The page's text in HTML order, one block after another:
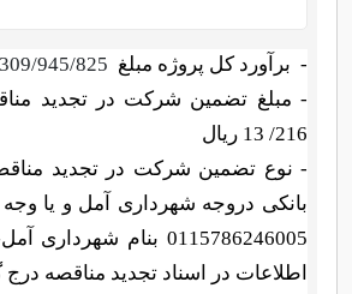
- برآورد کل پروژه مبلغ
- مبلغ تضمین شرکت در تجدید
216/ 13 ریال
- نوع تضمین شرکت در تجدید
بانکی دروجه شهرداری آمل و یا
0115786246005 بنام
اطلاعات در اسناد تجدید مناقصه